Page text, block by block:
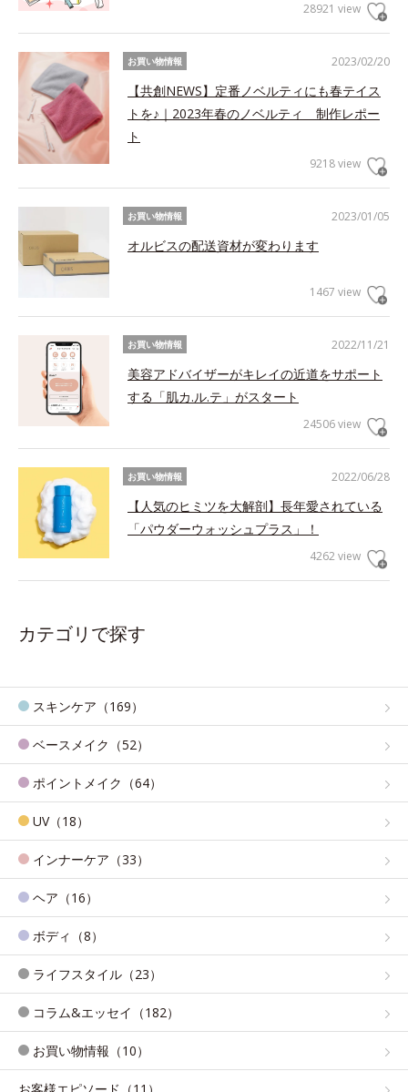
28921 view
2023/02/20
お買い物情報
【共創NEWS】定番ノベルティにも春テイス
トを♪｜2023年春のノベルティ 制作レポー
ト
9218 view
2023/01/05
お買い物情報
オルビスの配送資材が変わります
1467 view
2022/11/21
お買い物情報
美容アドバイザーがキレイの近道をサポート
する「肌カ.ル.テ」がスタート
24506 view
2022/06/28
お買い物情報
【人気のヒミツを大解剖】長年愛されている
「パウダーウォッシュプラス」！
4262 view
カテゴリで探す
スキンケア（169）
ベースメイク（52）
ポイントメイク（64）
UV（18）
インナーケア（33）
ヘア（16）
ボディ（8）
ライフスタイル（23）
コラム&エッセイ（182）
お買い物情報（10）